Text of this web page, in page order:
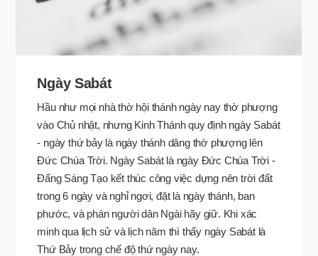
Ngày Sabát
Hầu như mọi nhà thờ hội thánh ngày nay thờ phượng
vào Chủ nhật, nhưng Kinh Thánh quy định ngày Sabát
- ngày thứ bảy là ngày thánh dâng thờ phượng lên
Đức Chúa Trời. Ngày Sabát là ngày Đức Chúa Trời -
Đấng Sáng Tạo kết thúc công việc dựng nên trời đất
trong 6 ngày và nghỉ ngơi, đặt là ngày thánh, ban
phước, và phán người dân Ngài hãy giữ. Khi xác
minh qua lịch sử và lịch năm thì thấy ngày Sabát là
Thứ Bảy trong chế độ thứ ngày nay.